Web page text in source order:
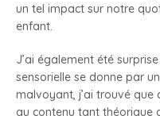
un tel impact sur notre
enfant.
J’ai également été
sensorielle se donne par
malvoyant, j’ai trouvé que
au contenu tant théorique